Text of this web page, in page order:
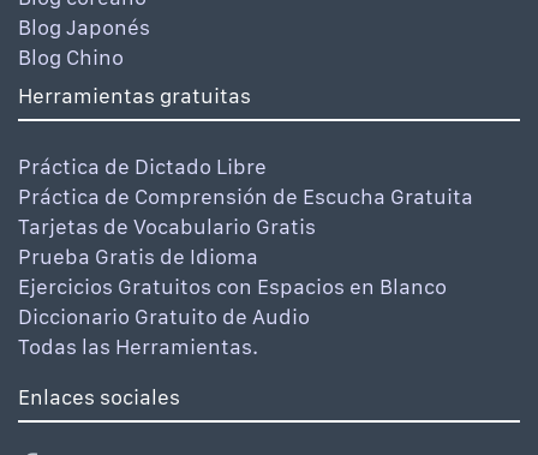
Blog Japonés
Blog Chino
Herramientas gratuitas
Práctica de Dictado Libre
Práctica de Comprensión de Escucha Gratuita
Tarjetas de Vocabulario Gratis
Prueba Gratis de Idioma
Ejercicios Gratuitos con Espacios en Blanco
Diccionario Gratuito de Audio
Todas las Herramientas.
Enlaces sociales